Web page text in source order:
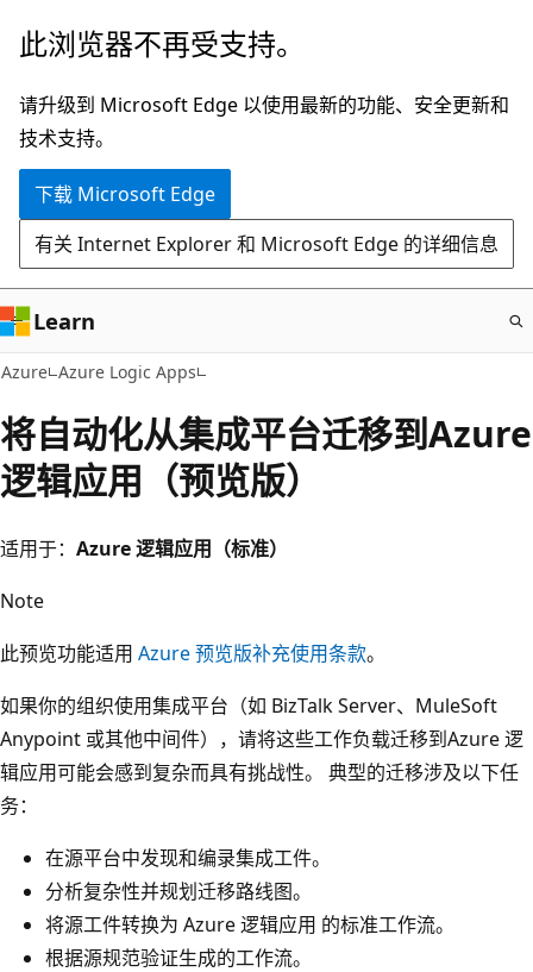
跳
主
要
内
此浏览器不再受支持。
请升级到 Microsoft Edge 以使用最新的功能、安全更新和
技术支持。
下载 Microsoft Edge
有关 Internet Explorer 和 Microsoft Edge 的详细信息
Learn
Azure Azure Logic Apps
将自动化从集成平台迁移到Azure
逻辑应用（预览版）
适用于： Azure 逻辑应用（标准）
Note
此预览功能适用 Azure 预览版补充使用条款。
如果你的组织使用集成平台（如 BizTalk Server、MuleSoft
Anypoint 或其他中间件），请将这些工作负载迁移到Azure 逻
辑应用可能会感到复杂而具有挑战性。 典型的迁移涉及以下任
务：
在源平台中发现和编录集成工件。
分析复杂性并规划迁移路线图。
将源工件转换为 Azure 逻辑应用 的标准工作流。
根据源规范验证生成的工作流。